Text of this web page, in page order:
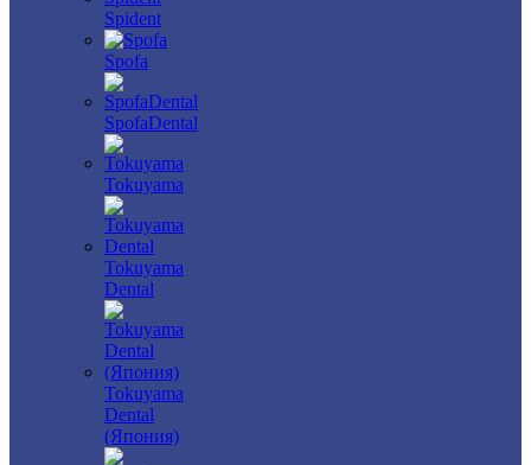
Spident
Spofa
SpofaDental
Tokuyama
Tokuyama
Dental
Tokuyama
Dental
(Япония)